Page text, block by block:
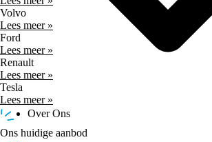
Over Ons
Volvo
Lees meer »
Ford
Lees meer »
Renault
Lees meer »
Tesla
Lees meer »
Ons huidige aanbod